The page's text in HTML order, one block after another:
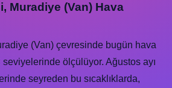
Muradiye (Van) Hava
(Van) çevresinde bugün hava
seviyelerinde ölçülüyor. Ağustos ayı
seyreden bu sıcaklıklarda,